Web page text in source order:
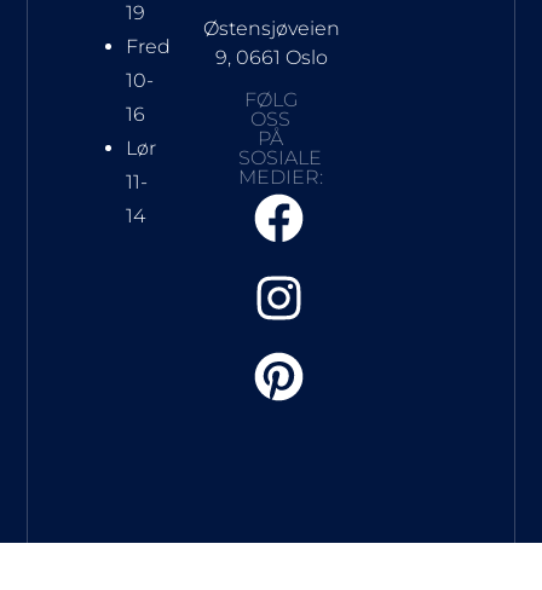
19
Fred
10-
16
Lør
11-
14
Østensjøveien
9, 0661 Oslo
FØLG
OSS
PÅ
SOSIALE
MEDIER: